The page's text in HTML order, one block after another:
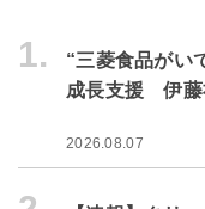
1.
“三菱食品がい
成長支援 伊藤
2026.08.07